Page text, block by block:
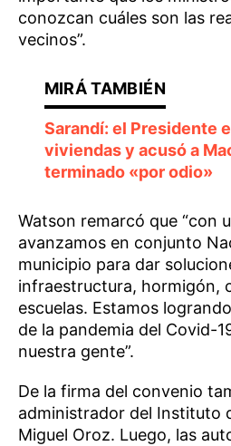
conozcan cuáles son las
vecinos”.
Sarandí: el Presidente
viviendas y acusó a
terminado «por odio»
Watson remarcó que “con
avanzamos en conjunto
municipio para dar
infraestructura, hormigón,
escuelas. Estamos
de la pandemia del Covid-
nuestra gente”.
De la firma del convenio
administrador del Instituto
Miguel Oroz. Luego, las